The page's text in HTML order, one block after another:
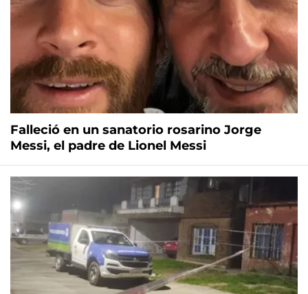
Falleció en un sanatorio rosarino Jorge
Messi, el padre de Lionel Messi